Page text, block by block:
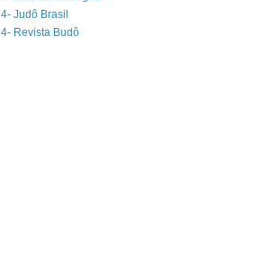
4- Judô Brasil
4- Revista Budô